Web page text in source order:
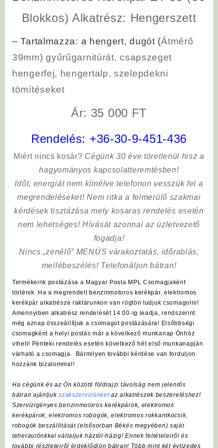
Blokkos) Alkatrész: Hengerszett
–Tartalmazza: a hengert, dugót (Átmérő
39mm)gyűrűgarnitúrát, csapszeget
hengerfej, hengertalp, szelepdekni
tömítéseket
Ár: 35 000 FT
Rendelés: +36-30-9-451-436
Miért nincs kosár? Cégünk 30 éve töretlenül hisz a
hagyományos kapcsolatteremtésben!
Időt, energiát nem kímélvetelefonon vesszük fel a
megrendeléseket! Nem ritka a felmerülő szakmai
kérdések tisztázása mely kosaras rendelés esetén
nem lehetséges! Hívását azonnal az üzletvezető
fogadja!
Nincs „zenélő” MENÜS várakoztatás, időrablás,
mellébeszélés! Telefonáljon bátran!
Termékeink postázása a Magyar Posta MPL Csomagjaként
történik. Ha a megrendelt benzinmotoros kerékpár, elektromos
kerékpár alkatrésze raktárunkon van rögtön tudjuk csomagolni!
Amennyiben alkatrész rendelését 14:00-ig leadja, rendszerint
még aznap összeállítjuk a csomagot postázására! Elsőbbségi
csomagként a helyi postás már a következő munkanap Önhöz
viheti! Pénteki rendelés esetén következő hét első munkanapján
várható a csomagja. Bármilyen további kérdése van forduljon
hozzánk bizalommal!
Ha cégünk és az Ön közötti földrajzi távolság nem jelentős
bátran ajánljukszakszervizünket az alkatrészek beszereléshez!
Szervizigényes benzinmotoros kerékpárok, elektromos
kerékpárok, elektromos robogók, elektromos rokkantkocsik,
robogók beszállítását (elsősorban Békés megyében) saját
teherautónkkal vállaljuk háztól-házig! Ennek feltételeiről és
további részleteiről érdeklődjön bátran! Több mint két évtizedes